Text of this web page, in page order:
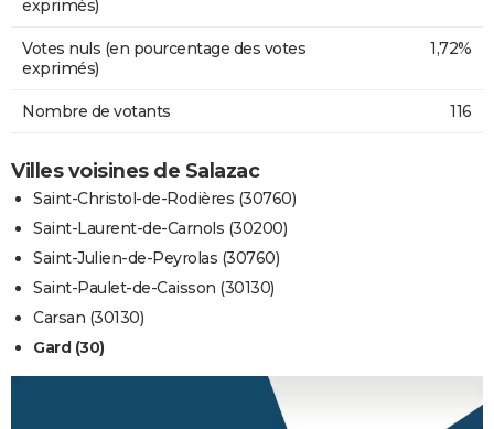
exprimés)
Votes nuls (en pourcentage des votes
exprimés)
1,72%
Nombre de votants 116
Villes voisines de Salazac
Saint-Christol-de-Rodières (30760)
Saint-Laurent-de-Carnols (30200)
Saint-Julien-de-Peyrolas (30760)
Saint-Paulet-de-Caisson (30130)
Carsan (30130)
Gard (30)